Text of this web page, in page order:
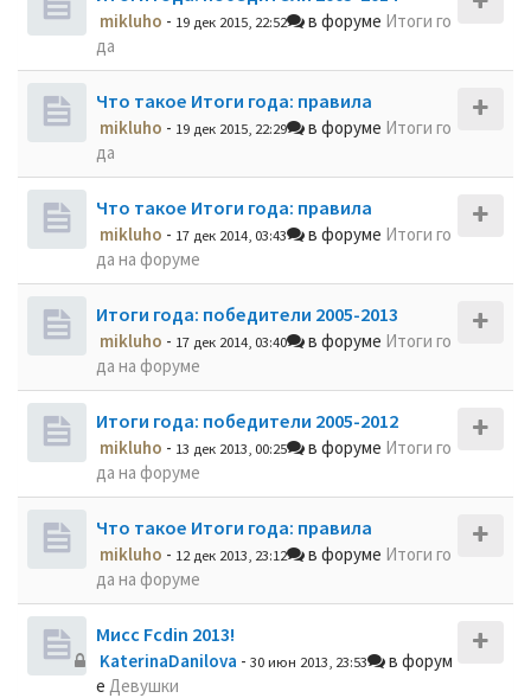
mikluho - 19 дек 2015, 22:52 в форуме Итоги го
да
Что такое Итоги года: правила
mikluho - 19 дек 2015, 22:29 в форуме Итоги го
да
Что такое Итоги года: правила
mikluho - 17 дек 2014, 03:43 в форуме Итоги го
да на форуме
Итоги года: победители 2005-2013
mikluho - 17 дек 2014, 03:40 в форуме Итоги го
да на форуме
Итоги года: победители 2005-2012
mikluho - 13 дек 2013, 00:25 в форуме Итоги го
да на форуме
Что такое Итоги года: правила
mikluho - 12 дек 2013, 23:12 в форуме Итоги го
да на форуме
Мисс Fcdin 2013!
KaterinaDanilova - 30 июн 2013, 23:53
в форум
е Девушки